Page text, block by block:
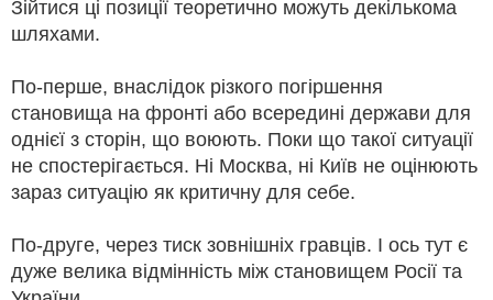
Зійтися ці позиції теоретично можуть декількома
шляхами.
По-перше, внаслідок різкого погіршення
становища на фронті або всередині держави для
однієї з сторін, що воюють. Поки що такої ситуації
не спостерігається. Ні Москва, ні Київ не оцінюють
зараз ситуацію як критичну для себе.
По-друге, через тиск зовнішніх гравців. І ось тут є
дуже велика відмінність між становищем Росії та